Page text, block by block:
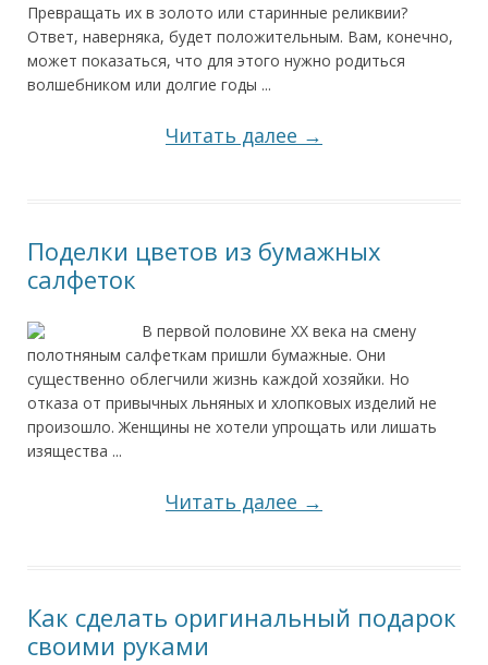
Превращать их в золото или старинные реликвии?
Ответ, наверняка, будет положительным. Вам, конечно,
может показаться, что для этого нужно родиться
волшебником или долгие годы ...
Читать далее →
Поделки цветов из бумажных
салфеток
В первой половине XX века на смену
полотняным салфеткам пришли бумажные. Они
существенно облегчили жизнь каждой хозяйки. Но
отказа от привычных льняных и хлопковых изделий не
произошло. Женщины не хотели упрощать или лишать
изящества ...
Читать далее →
Как сделать оригинальный подарок
своими руками